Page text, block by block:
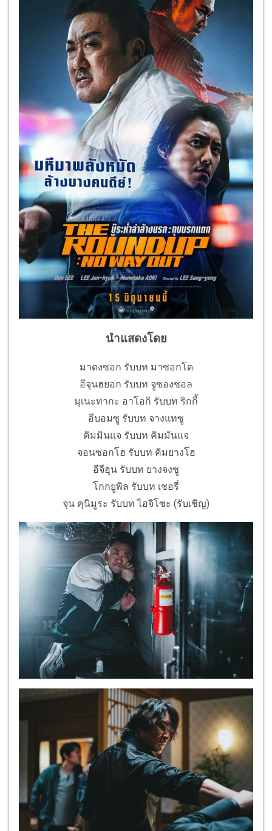
นำแสดงโดย
มาดงซอก รับบท มาซอกโด
อีจุนฮยอก รับบท จูซองชอล
มุเนะทากะ อาโอกิ รับบท ริกกี้
อีบอมซู รับบท จางแทซู
คิมมินแจ รับบท คิมมันแจ
จอนซอกโฮ รับบท คิมยางโฮ
อีจีฮุน รับบท ยางจงซู
โกกยูพิล รับบท เชอรี่
จุน คุนิมูระ รับบท ไอจิโซะ (รับเชิญ)